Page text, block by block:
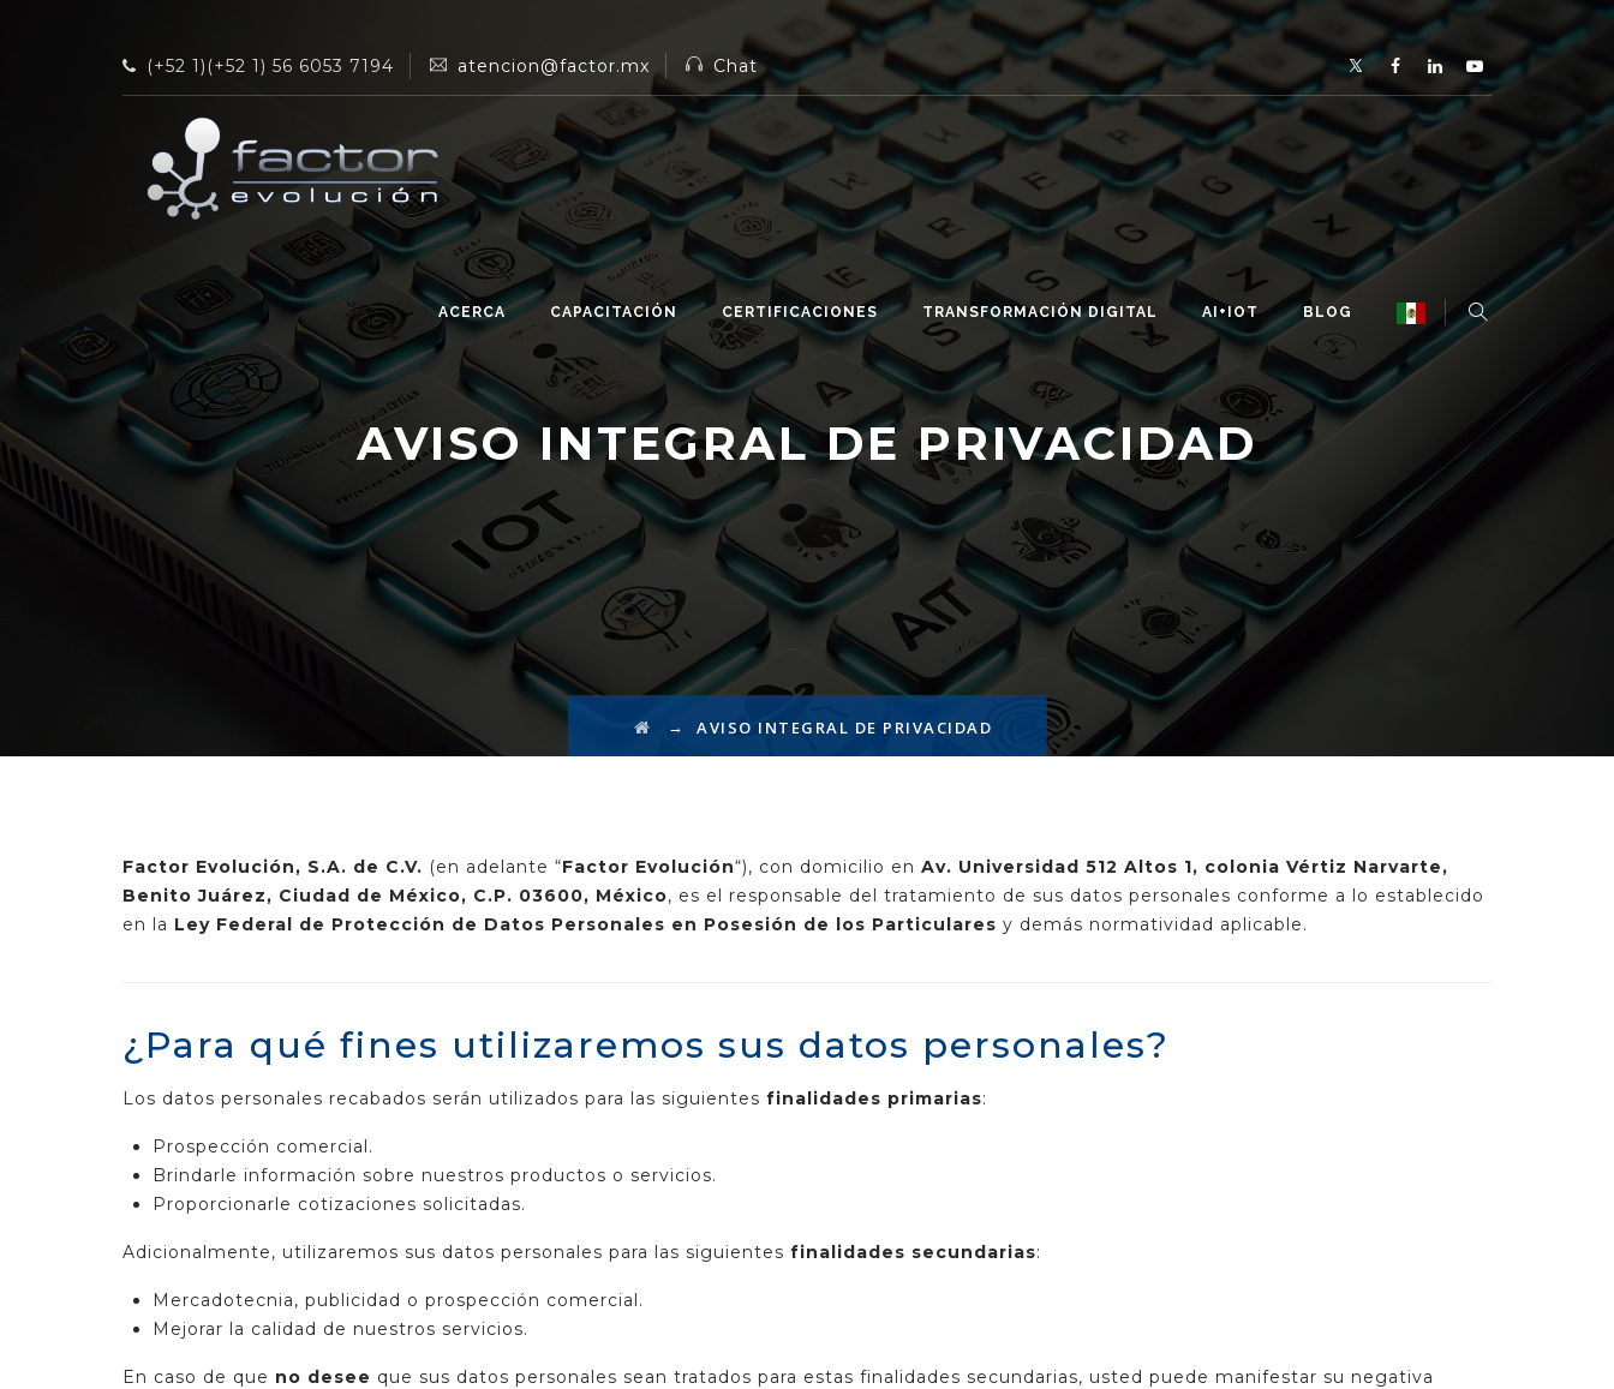
(+52 1)(+52 1) 56 6053 7194 atencion@factor.mx Chat
ACERCA CAPACITACIÓN CERTIFICACIONES TRANSFORMACIÓN DIGITAL AI+IOT BLOG
AVISO INTEGRAL DE PRIVACIDAD
→ AVISO INTEGRAL DE PRIVACIDAD
Factor Evolución, S.A. de C.V. (en adelante “Factor Evolución“), con domicilio en Av. Universidad 512 Altos 1, colonia Vértiz Narvarte,
Benito Juárez, Ciudad de México, C.P. 03600, México, es el responsable del tratamiento de sus datos personales conforme a lo establecido
en la Ley Federal de Protección de Datos Personales en Posesión de los Particulares y demás normatividad aplicable.
¿Para qué fines utilizaremos sus datos personales?
Los datos personales recabados serán utilizados para las siguientes finalidades primarias:
Prospección comercial.
Brindarle información sobre nuestros productos o servicios.
Proporcionarle cotizaciones solicitadas.
Adicionalmente, utilizaremos sus datos personales para las siguientes finalidades secundarias:
Mercadotecnia, publicidad o prospección comercial.
Mejorar la calidad de nuestros servicios.
En caso de que no desee que sus datos personales sean tratados para estas finalidades secundarias, usted puede manifestar su negativa